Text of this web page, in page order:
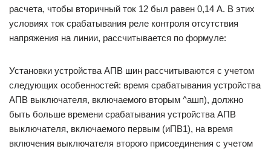
расчета, чтобы вторичный ток 12 был равен 0,14 А. В этих
условиях ток срабатывания реле контроля отсутствия
напряжения на линии, рассчитывается по формуле:
Установки устройства АПВ шин рассчитываются с учетом
следующих особенностей: время срабатывания устройства
АПВ выключателя, включаемого вторым ^ашп), должно
быть больше времени срабатывания устройства АПВ
выключателя, включаемого первым (иПВ1), на время
включения выключателя второго присоединения с учетом